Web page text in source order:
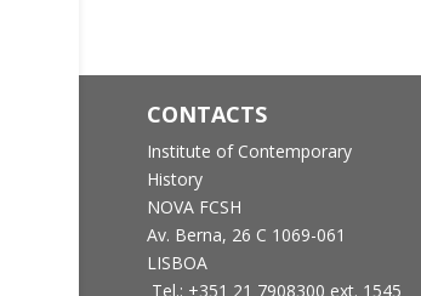
CONTACTS
Institute of Contemporary
History
NOVA FCSH
Av. Berna, 26 C 1069-061
LISBOA
Tel.: +351 21 7908300 ext. 1545